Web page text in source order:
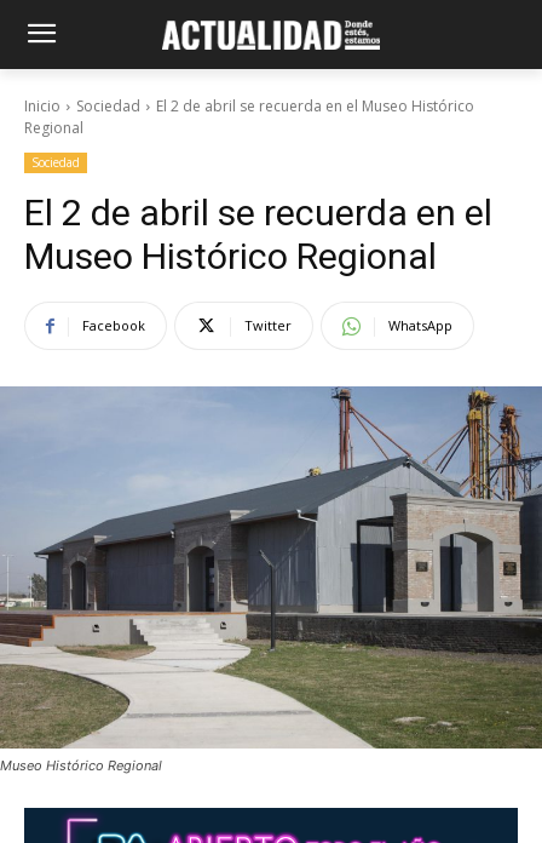
Inicio Sociedad
El 2 de abril se recuerda en el Museo Histórico
Regional
Sociedad
El 2 de abril se recuerda en el
Museo Histórico Regional
Facebook Twitter WhatsApp
Museo Histórico Regional